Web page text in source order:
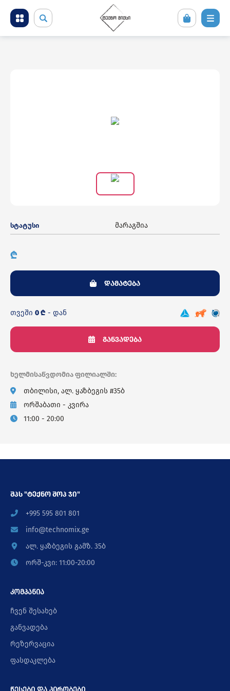
მობილური ტელეფონები და აქსესუარები
სტატუსი მარაგშია
₾
დამატება
თვეში 0 ₾ - დან
განვადება
ხელმისაწვდომია ფილიალში:
თბილისი, ალ. ყაზბეგის #35ბ
ორშაბათი - კვირა
11:00 - 20:00
შპს "ტექნო შოპ ჯი"
+995 595 801 801
info@technomix.ge
ალ. ყაზბეგის გამზ. 35ბ
ორშ-კვი: 11:00-20:00
კომპანია
ჩვენ შესახებ
განვადება
რეზერვაცია
ფასდაკლება